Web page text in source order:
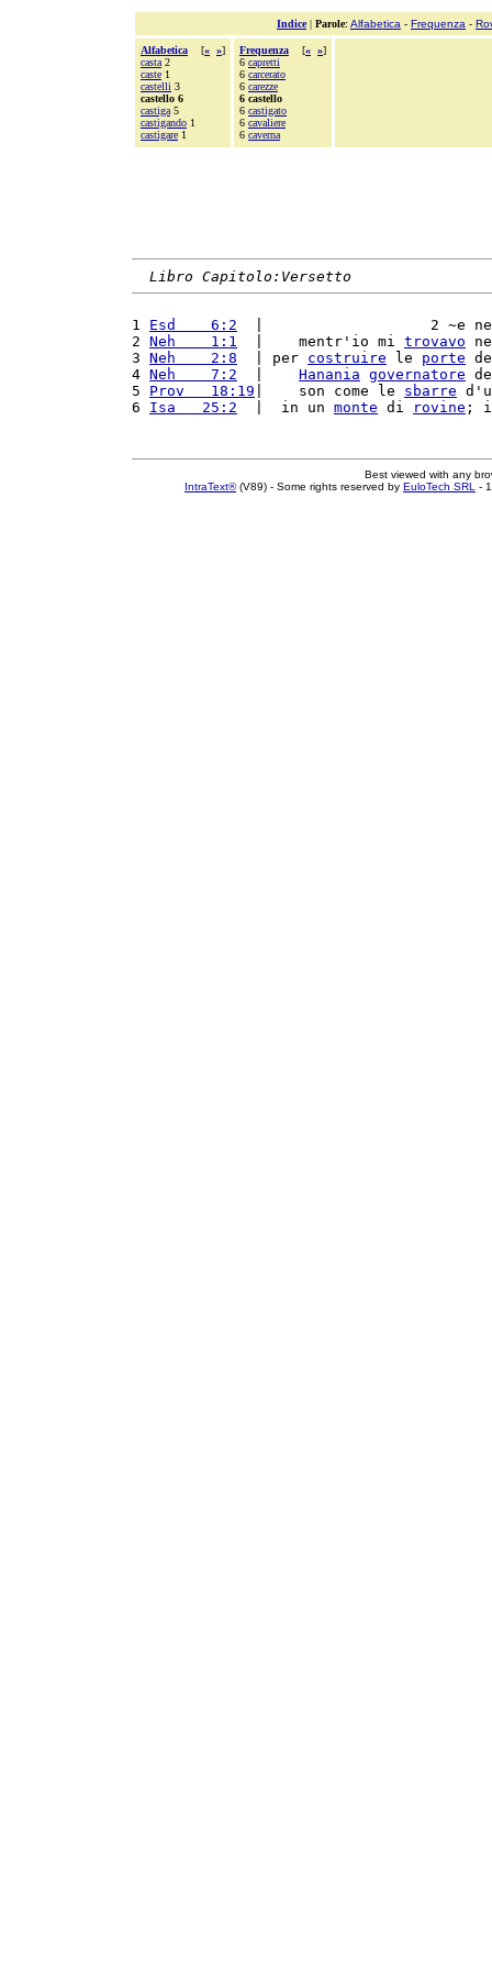
Indice| Parole: Alfabetica - Frequenza -
Alfabetica [« »]
casta 2
caste 1
castelli 3
castello 6
castiga 5
castigando 1
castigare 1
Frequenza [« »]
6 capretti
6 carcerato
6 carezze
6 castello
6 castigato
6 cavaliere
6 caverna
Libro Capitolo:Versetto
1 Esd    6:2
|                   2 ~e
2 Neh    1:1
  |    mentr'io mi
trovavo
3 Neh    2:8
  | per
costruire le porte
4 Neh    7:2 Hanania governatore
5 Prov   18:19 |    son come le sbarre
6 Isa   25:2
  |  in un
monte di rovine ;
Best viewed with any
IntraText®(V89) - Some rights reserved by EuloTech SRL -